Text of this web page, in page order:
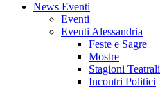
News Eventi
Eventi
Eventi Alessandria
Feste e Sagre
Mostre
Stagioni Teatrali
Incontri Politici